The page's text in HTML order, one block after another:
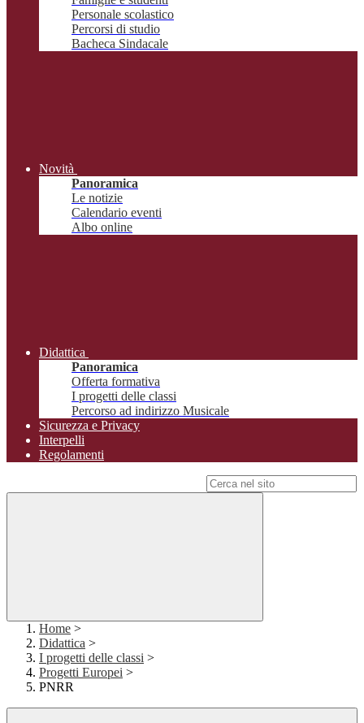
Personale scolastico
Percorsi di studio
Bacheca Sindacale
Novità
Panoramica
Le notizie
Calendario eventi
Albo online
Didattica
Panoramica
Offerta formativa
I progetti delle classi
Percorso ad indirizzo Musicale
Sicurezza e Privacy
Interpelli
Regolamenti
Home >
Didattica >
I progetti delle classi >
Progetti Europei >
PNRR